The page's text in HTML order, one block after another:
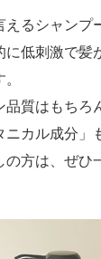
るシャンプ
低刺激で髪
質はもちろ
カル成分」
方は、ぜひ